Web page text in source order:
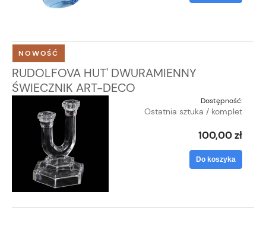
RUDOLFOVA HUT' DWURAMIENNY
ŚWIECZNIK ART-DECO
Dostępność:
Ostatnia sztuka / komplet
100,00 zł
Do koszyka
NOWOŚĆ